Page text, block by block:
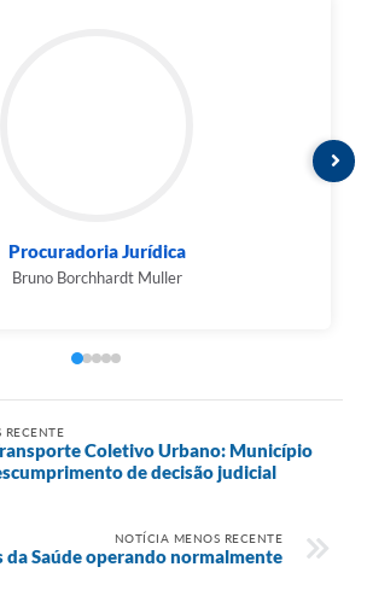
Procuradoria Jurídica
Bruno Borchhardt Muller
Coletivo Urbano: Município
de decisão judicial
NOTÍCIA MENOS RECENTE
da Saúde operando normalmente